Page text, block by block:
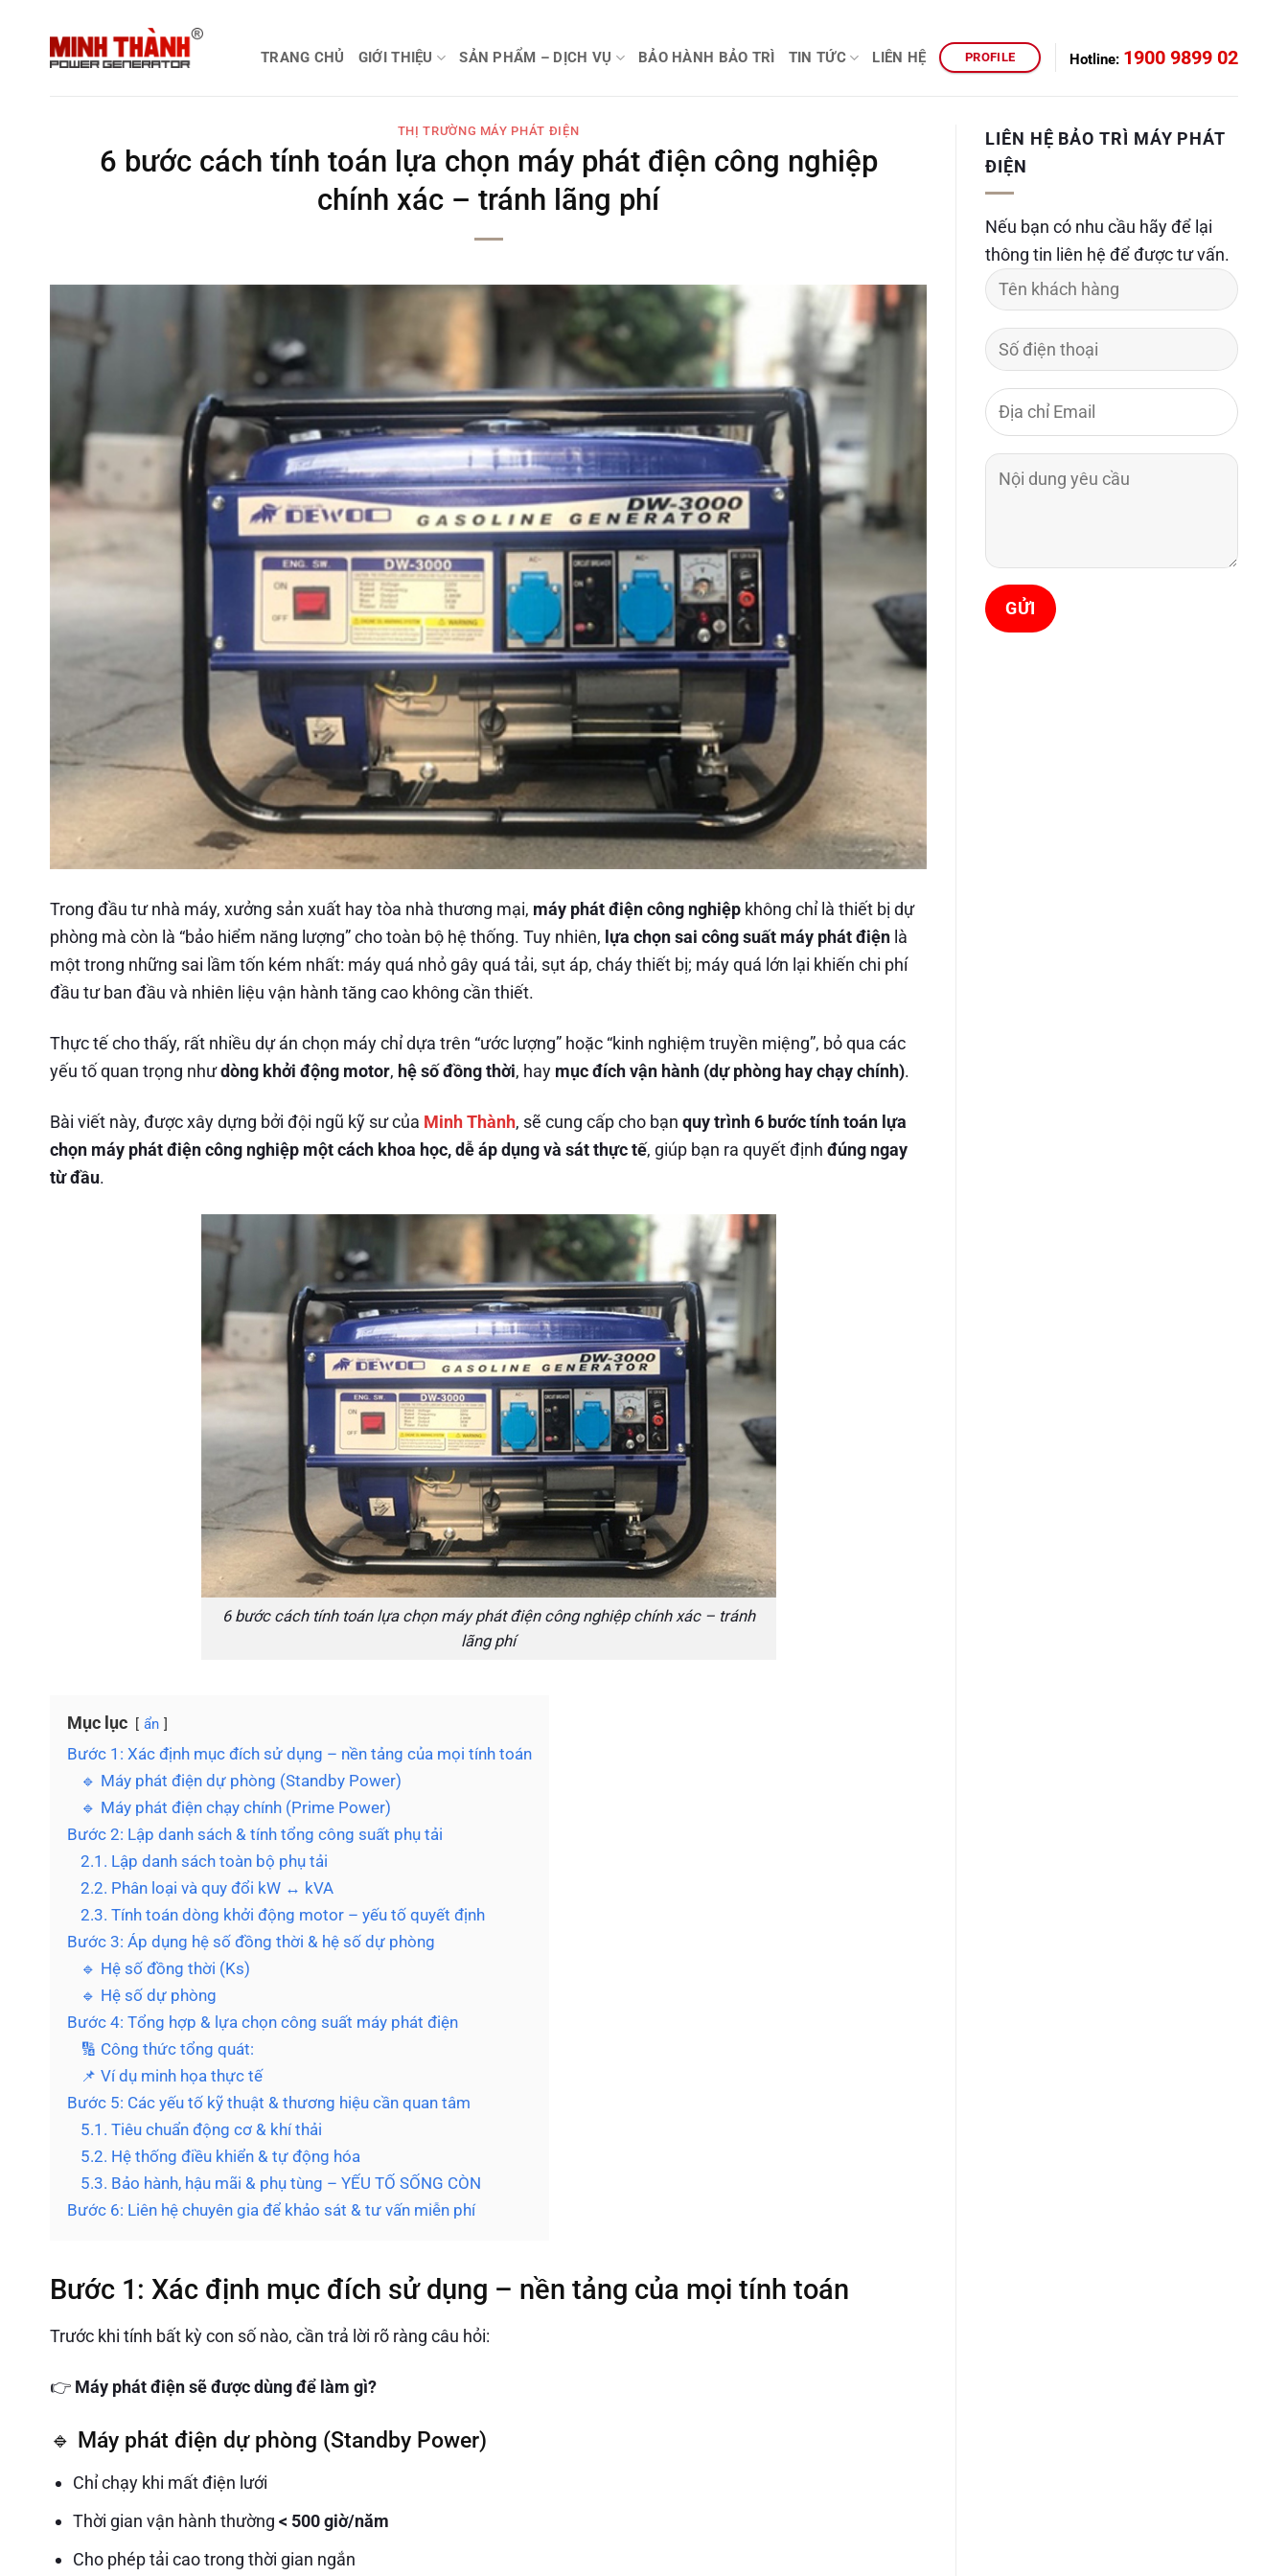
TRANG CHỦ GIỚI THIỆU SẢN PHẨM – DỊCH VỤ BẢO HÀNH BẢO TRÌ TIN TỨC LIÊN HỆ PROFILE Hotline: 1900 9899 02
THỊ TRƯỜNG MÁY PHÁT ĐIỆN
6 bước cách tính toán lựa chọn máy phát điện công nghiệp
chính xác – tránh lãng phí
Trong đầu tư nhà máy, xưởng sản xuất hay tòa nhà thương mại, máy phát điện công nghiệp không chỉ là thiết bị dự
phòng mà còn là “bảo hiểm năng lượng” cho toàn bộ hệ thống. Tuy nhiên, lựa chọn sai công suất máy phát điện là
một trong những sai lầm tốn kém nhất: máy quá nhỏ gây quá tải, sụt áp, cháy thiết bị; máy quá lớn lại khiến chi phí
đầu tư ban đầu và nhiên liệu vận hành tăng cao không cần thiết.
Thực tế cho thấy, rất nhiều dự án chọn máy chỉ dựa trên “ước lượng” hoặc “kinh nghiệm truyền miệng”, bỏ qua các
yếu tố quan trọng nhưdòng khởi động motor, hệ số đồng thời, hay mục đích vận hành (dự phòng hay chạy chính).
Bài viết này, được xây dựng bởi đội ngũ kỹ sư của Minh Thành, sẽ cung cấp cho bạn quy trình 6 bước tính toán lựa
chọn máy phát điện công nghiệp một cách khoa học, dễ áp dụng và sát thực tế, giúp bạn ra quyết định đúng ngay
từ đầu.
6 bước cách tính toán lựa chọn máy phát điện công nghiệp chính xác – tránh
lãng phí
Mục lục ẩn
Bước 1: Xác định mục đích sử dụng – nền tảng của mọi tính toán
🔹 Máy phát điện dự phòng (Standby Power)
🔹 Máy phát điện chạy chính (Prime Power)
Bước 2: Lập danh sách & tính tổng công suất phụ tải
2.1. Lập danh sách toàn bộ phụ tải
2.2. Phân loại và quy đổi kW ↔ kVA
2.3. Tính toán dòng khởi động motor – yếu tố quyết định
Bước 3: Áp dụng hệ số đồng thời & hệ số dự phòng
🔹 Hệ số đồng thời (Ks)
🔹 Hệ số dự phòng
Bước 4: Tổng hợp & lựa chọn công suất máy phát điện
🔢 Công thức tổng quát:
📌 Ví dụ minh họa thực tế
Bước 5: Các yếu tố kỹ thuật & thương hiệu cần quan tâm
5.1. Tiêu chuẩn động cơ & khí thải
5.2. Hệ thống điều khiển & tự động hóa
5.3. Bảo hành, hậu mãi & phụ tùng – YẾU TỐ SỐNG CÒN
Bước 6: Liên hệ chuyên gia để khảo sát & tư vấn miễn phí
Bước 1: Xác định mục đích sử dụng – nền tảng của mọi tính toán
Trước khi tính bất kỳ con số nào, cần trả lời rõ ràng câu hỏi:
👉 Máy phát điện sẽ được dùng để làm gì?
🔹 Máy phát điện dự phòng (Standby Power)
Chỉ chạy khi mất điện lưới
Thời gian vận hành thường < 500 giờ/năm
Cho phép tải cao trong thời gian ngắn
LIÊN HỆ BẢO TRÌ MÁY PHÁT
ĐIỆN
Nếu bạn có nhu cầu hãy để lại
thông tin liên hệ để được tư vấn.